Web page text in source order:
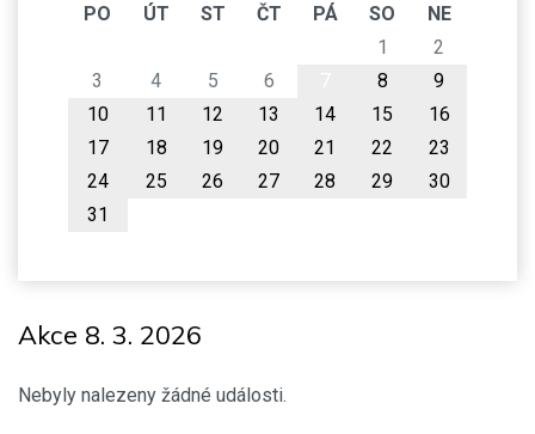
PO ÚT ST ČT PÁ SO
NE
1
2
3
4 5 6 8
9
10
11 12 13 14 15
16
17
18 19 20 21 22
23
24
25 26 27 28 29
30
31
Akce 8. 3. 2026
Nebyly nalezeny žádné události.